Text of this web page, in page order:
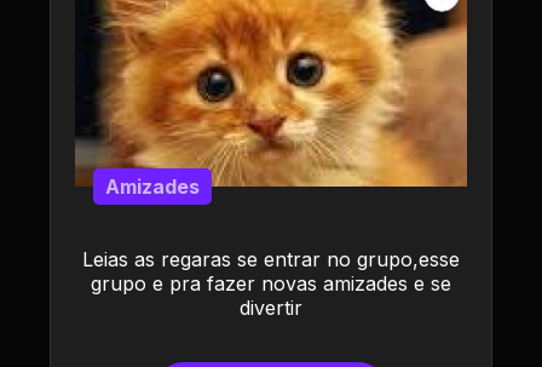
Leias as regaras se entrar no grupo,esse
grupo e pra fazer novas amizades e se
divertir
Amizades